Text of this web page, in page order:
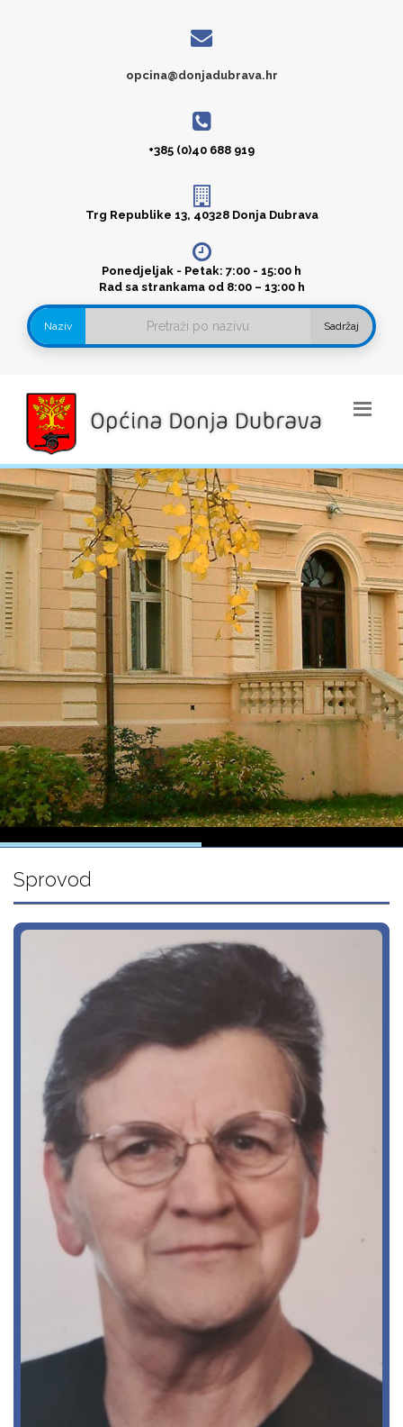
opcina@donjadubrava.hr
+385 (0)40 688 919
Trg Republike 13, 40328 Donja Dubrava
Ponedjeljak - Petak: 7:00 - 15:00 h
Rad sa strankama od 8:00 – 13:00 h
Naziv Sadržaj
Sprovod